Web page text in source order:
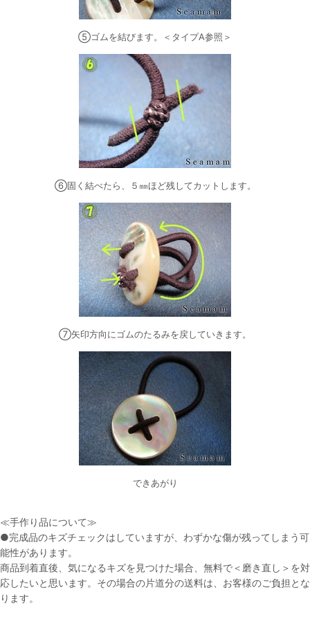
⑤ゴムを結びます。＜タイプA参照＞
⑥固く結べたら、５㎜ほど残してカットします。
⑦矢印方向にゴムのたるみを戻していきます。
できあがり
≪手作り品について≫
●完成品のキズチェックはしていますが、わずかな傷が残ってしまう可
能性があります。
商品到着直後、気になるキズを見つけた場合、無料で＜磨き直し＞を対
応したいと思います。その場合の片道分の送料は、お客様のご負担とな
ります。